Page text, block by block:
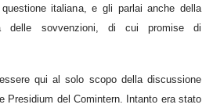
italiana, e gli parlai anche della
delle sovvenzioni, di cui promise di
qui al solo scopo della discussione
Presidium del Comintern. Intanto era stato